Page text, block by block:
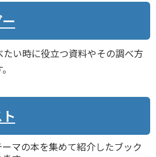
い時に役立つ資料やその調べ方
マの本を集めて紹介したブック